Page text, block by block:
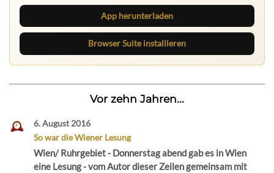
App herunterladen
Browser Suite installieren
Vor zehn Jahren...
6. August 2016
So war die Wiener Lesung
Wien/ Ruhrgebiet - Donnerstag abend gab es in Wien
eine Lesung - vom Autor dieser Zeilen gemeinsam mit